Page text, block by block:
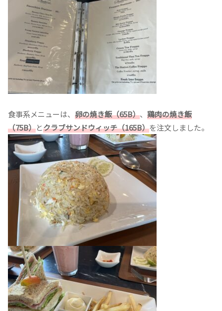
食事系メニューは、 卵の焼き飯（65B）、 鶏肉の焼き飯
（75B）とクラブサンドウィッチ（165B）を注文しました。